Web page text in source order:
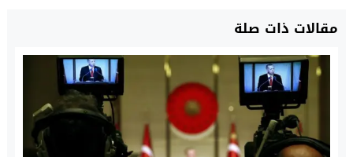
مقالات ذات صلة